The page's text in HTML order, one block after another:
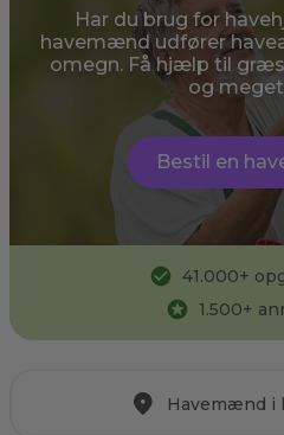
Har du brug for
havemænd udfører
omegn. Få hjælp til
og
Bestil en
41.000+
1.500+
Havemænd i